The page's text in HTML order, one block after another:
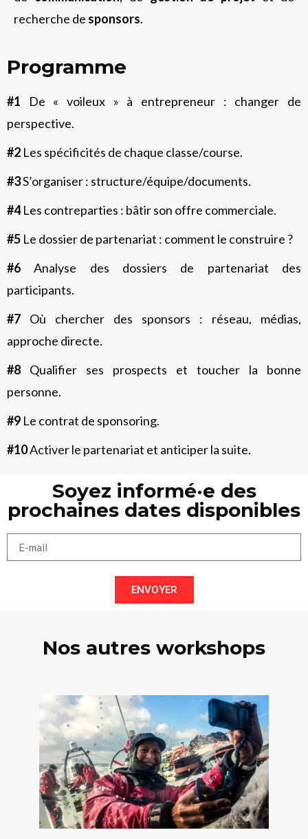
recherche de sponsors.
Programme
#1 De « voileux » à entrepreneur : changer de
perspective.
#2 Les spécificités de chaque classe/course.
#3S’organiser : structure/équipe/documents.
#4Les contreparties : bâtir son offre commerciale.
#5 Le dossier de partenariat : comment le construire ?
#6 Analyse des dossiers de partenariat des
participants.
#7 Où chercher des sponsors : réseau, médias,
approche directe.
#8 Qualifier ses prospects et toucher la bonne
personne.
#9 Le contrat de sponsoring.
#10Activer le partenariat et anticiper la suite.
Soyez informé·e des
prochaines dates disponibles
ENVOYER
Nos autres workshops